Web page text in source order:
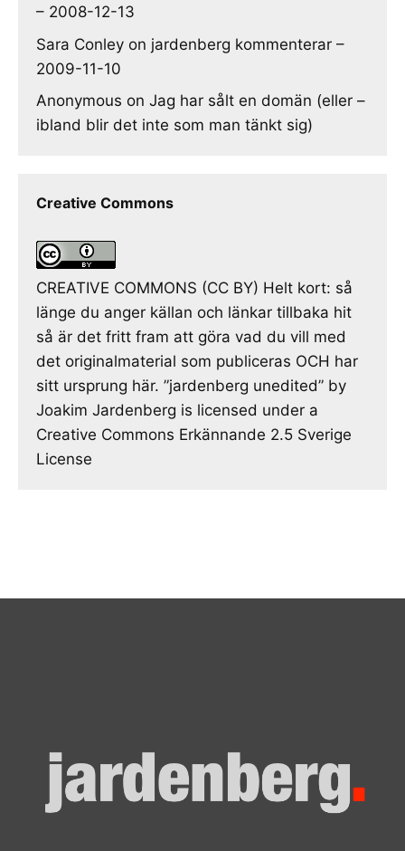
– 2008-12-13
Sara Conley on jardenberg kommenterar –
2009-11-10
Anonymous on Jag har sålt en domän (eller –
ibland blir det inte som man tänkt sig)
Creative Commons
CREATIVE COMMONS (CC BY) Helt kort: så
länge du anger källan och länkar tillbaka hit
så är det fritt fram att göra vad du vill med
det originalmaterial som publiceras OCH har
sitt ursprung här. ”jardenberg unedited” by
Joakim Jardenberg is licensed under a
Creative Commons Erkännande 2.5 Sverige
License